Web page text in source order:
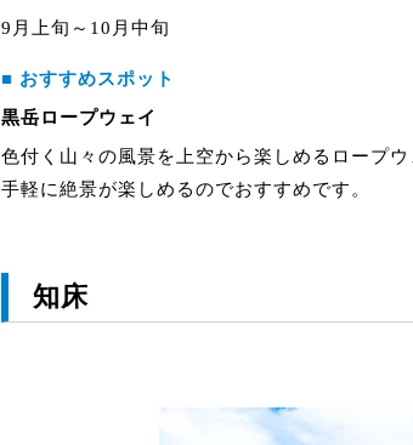
9月上旬～10月中旬
■ おすすめスポット
黒岳ロープウェイ
色付く山々の風景を上空から楽しめるロープウ
手軽に絶景が楽しめるのでおすすめです。
知床